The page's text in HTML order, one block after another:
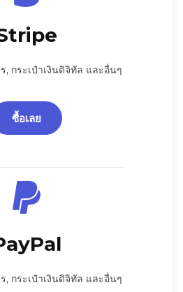
, กระเป๋าเงินดิจิทัล และอื่นๆ
ซื้อเลย
, กระเป๋าเงินดิจิทัล และอื่นๆ